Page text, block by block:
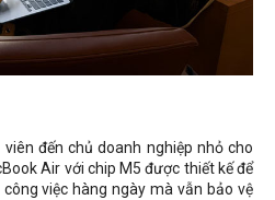
đến chủ doanh nghiệp nhỏ cho
Air với chip M5 được thiết kế để
việc hàng ngày mà vẫn bảo vệ